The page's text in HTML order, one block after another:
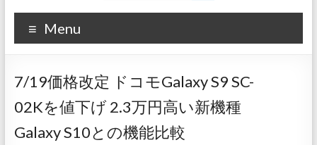
バ
イ
ル
び
よ
ビュ
ホ値
下げ
が分
Menu
7/19価格改定 ドコモGalaxy S9 SC-
02Kを値下げ 2.3万円高い新機種
Galaxy S10との機能比較